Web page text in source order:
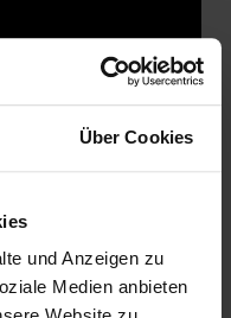
Über Cookies
und Anzeigen zu
Medien anbieten